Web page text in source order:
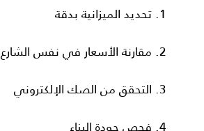
تحديد الميزانية بدقة
مقارنة الأسعار في نفس الشارع
التحقق من الصك الإلكتروني
فحص جودة البناء